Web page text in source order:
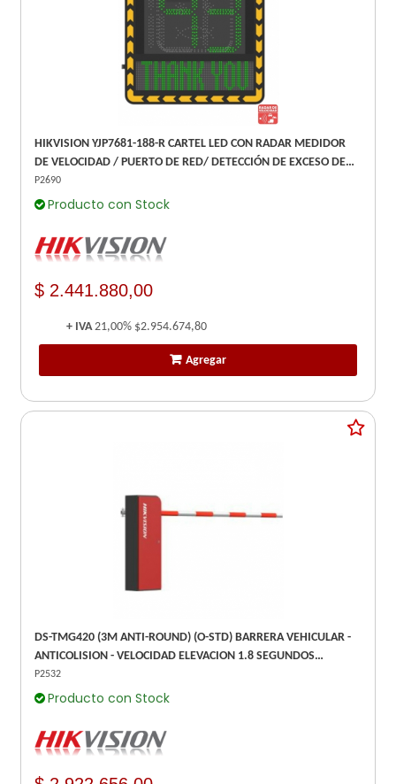
HIKVISION YJP7681-188-R CARTEL LED CON RADAR MEDIDOR
DE VELOCIDAD / PUERTO DE RED/ DETECCIÓN DE EXCESO DE
VELOCIDAD / RANGO DE 10 A 300 KM/H -
P2690
Producto con Stock
$ 2.441.880,00
+ IVA21,00% $2.954.674,80
Agregar
DS-TMG420 (3M ANTI-ROUND) (O-STD) BARRERA VEHICULAR -
ANTICOLISION - VELOCIDAD ELEVACION 1.8 SEGUNDOS
SEGUNDOS - HIKVISION
P2532
Producto con Stock